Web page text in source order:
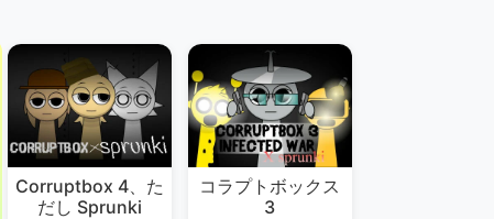
Corruptbox 4、た
だし Sprunki
コラプトボックス
3